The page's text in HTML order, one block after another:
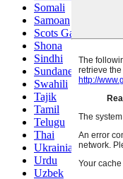
Somali
Samoan
Scots Gaelic
Shona
Sindhi
Sundanese
Swahili
Tajik
Tamil
Telugu
Thai
Ukrainian
Urdu
Uzbek